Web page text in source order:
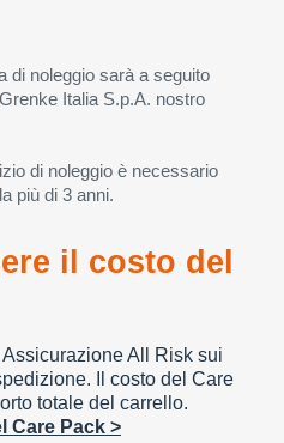
di noleggio sarà a seguito
Italia S.p.A. nostro
di noleggio è necessario
più di 3 anni.
il costo del
All Risk sui
Il costo del Care
totale del carrello.
Care Pack >